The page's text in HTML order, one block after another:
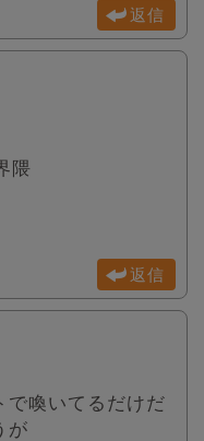
返信
隈
返信
で喚いてるだけだ
が